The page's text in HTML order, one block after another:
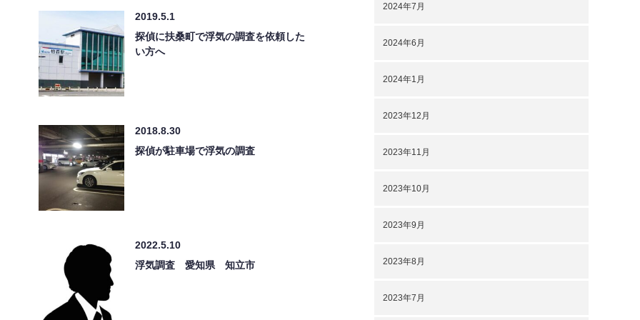
2019.5.1
探偵に扶桑町で浮気の調査を依頼した
い方へ
2018.8.30
探偵が駐車場で浮気の調査
2022.5.10
浮気調査 愛知県 知立市
2024年7月
2024年6月
2024年1月
2023年12月
2023年11月
2023年10月
2023年9月
2023年8月
2023年7月